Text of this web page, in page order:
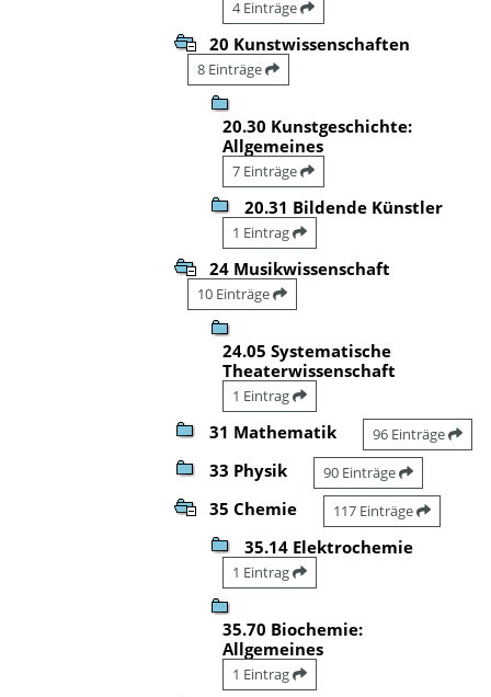
4 Einträge
20 Kunstwissenschaften
8 Einträge
20.30 Kunstgeschichte:
Allgemeines
7 Einträge
20.31 Bildende Künstler
1 Eintrag
24 Musikwissenschaft
10 Einträge
24.05 Systematische
Theaterwissenschaft
1 Eintrag
31 Mathematik 96 Einträge
33 Physik 90 Einträge
35 Chemie 117 Einträge
35.14 Elektrochemie
1 Eintrag
35.70 Biochemie:
Allgemeines
1 Eintrag